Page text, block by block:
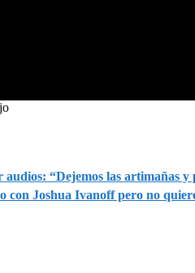
“Dejemos las artimañas
Joshua Ivanoff pero no